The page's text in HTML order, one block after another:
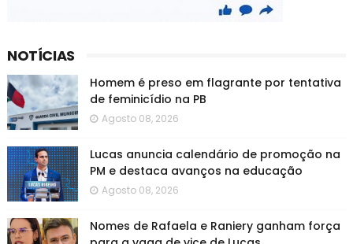
NOTÍCIAS
Homem é preso em flagrante por tentativa
de feminicídio na PB
Agosto 08, 2026
Lucas anuncia calendário de promoção na
PM e destaca avanços na educação
Agosto 08, 2026
Nomes de Rafaela e Raniery ganham força